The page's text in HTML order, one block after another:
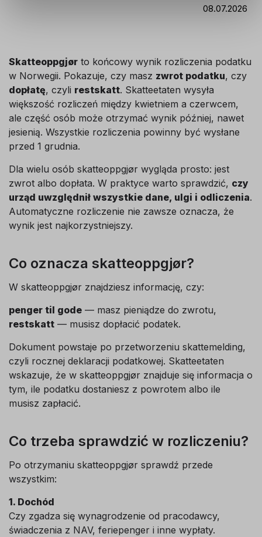
08.07.2026
Skatteoppgjør to końcowy wynik rozliczenia podatku
w Norwegii. Pokazuje, czy masz zwrot podatku, czy
dopłatę, czyli restskatt. Skatteetaten wysyła
większość rozliczeń między kwietniem a czerwcem,
ale część osób może otrzymać wynik później, nawet
jesienią. Wszystkie rozliczenia powinny być wysłane
przed 1 grudnia.
Dla wielu osób skatteoppgjør wygląda prosto: jest
zwrot albo dopłata. W praktyce warto sprawdzić, czy
urząd uwzględnił wszystkie dane, ulgi i odliczenia.
Automatyczne rozliczenie nie zawsze oznacza, że
wynik jest najkorzystniejszy.
Co oznacza skatteoppgjør?
W skatteoppgjør znajdziesz informację, czy:
penger til gode — masz pieniądze do zwrotu,
restskatt — musisz dopłacić podatek.
Dokument powstaje po przetworzeniu skattemelding,
czyli rocznej deklaracji podatkowej. Skatteetaten
wskazuje, że w skatteoppgjør znajduje się informacja o
tym, ile podatku dostaniesz z powrotem albo ile
musisz zapłacić.
Co trzeba sprawdzić w rozliczeniu?
Po otrzymaniu skatteoppgjør sprawdź przede
wszystkim:
1. Dochód
Czy zgadza się wynagrodzenie od pracodawcy,
świadczenia z NAV, feriepenger i inne wypłaty.